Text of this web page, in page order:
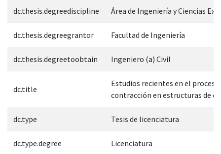
dc.thesis.degreediscipline Área de Ingeniería y Ciencias
dc.thesis.degreegrantor Facultad de Ingeniería
dc.thesis.degreetoobtain Ingeniero (a) Civil
dc.title
Estudios recientes en el proceso
contracción en estructuras de
dc.type Tesis de licenciatura
dc.type.degree Licenciatura